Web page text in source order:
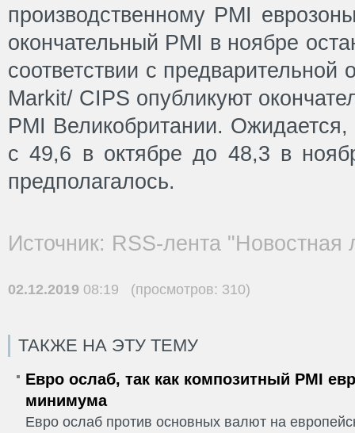
производственному PMI
окончательный PMI в ноябре
соответствии с предварительной
Markit/ CIPS опубликуют
PMI Великобритании. Ожидается,
с 49,6 в октябре до 48,3 в
предполагалось.
Источник: RSS-лента "Новостная
02.12.2019 08:19 (просмотров: 310)
ТАКЖЕ НА ЭТУ ТЕМУ
Евро ослаб, так как композитный PMI
минимума
Евро ослаб против основных валют на